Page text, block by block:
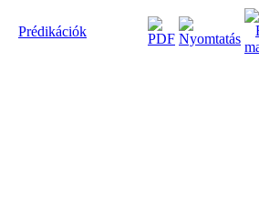
Prédikációk